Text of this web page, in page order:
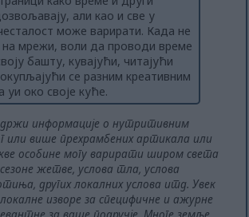
али као и све у
може варирати. Када не
мрежи, воли да проводи време
башту, кувајући, читајући
се разним креативним
уи око своје куће.
информације о нутритивним
или више прехрамбених артикала или
особине могу варирати широм света
жетве, услова тла, услова
других локалних услова итд. Увек
изворе за специфичне и ажурне